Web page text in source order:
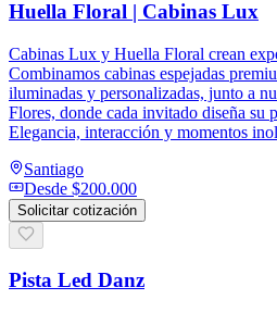
Huella Floral | Cabinas Lux
Cabinas Lux y Huella Floral crean
Combinamos cabinas espejadas
iluminadas y personalizadas, junto a
Flores, donde cada invitado diseña su
Elegancia, interacción y momentos
Santiago
Desde $200.000
Solicitar cotización
Pista Led Danz